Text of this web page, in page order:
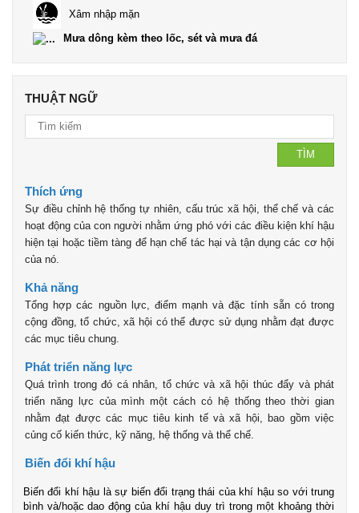
Xâm nhập mặn
Mưa dông kèm theo lốc, sét và mưa đá
THUẬT NGỮ
TÌM
Thích ứng
Sự điều chỉnh hệ thống tự nhiên, cấu trúc xã hội, thể chế và các
hoạt động của con người nhằm ứng phó với các điều kiện khí hậu
hiện tại hoặc tiềm tàng để hạn chế tác hại và tận dụng các cơ hội
của nó.
Khả năng
Tổng hợp các nguồn lực, điểm mạnh và đặc tính sẵn có trong
cộng đồng, tổ chức, xã hội có thể được sử dụng nhằm đạt được
các mục tiêu chung.
Phát triển năng lực
Quá trình trong đó cá nhân, tổ chức và xã hội thúc đẩy và phát
triển năng lực của mình một cách có hệ thống theo thời gian
nhằm đạt được các mục tiêu kinh tế và xã hội, bao gồm việc
củng cố kiến thức, kỹ năng, hệ thống và thể chế.
Biến đổi khí hậu
Biến đổi khí hậu là sự biến đổi trạng thái của khí hậu so với trung
bình và/hoặc dao động của khí hậu duy trì trong một khoảng thời